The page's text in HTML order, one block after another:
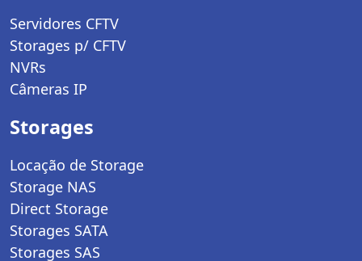
Servidores CFTV
Storages p/ CFTV
NVRs
Câmeras IP
Storages
Locação de Storage
Storage NAS
Direct Storage
Storages SATA
Storages SAS